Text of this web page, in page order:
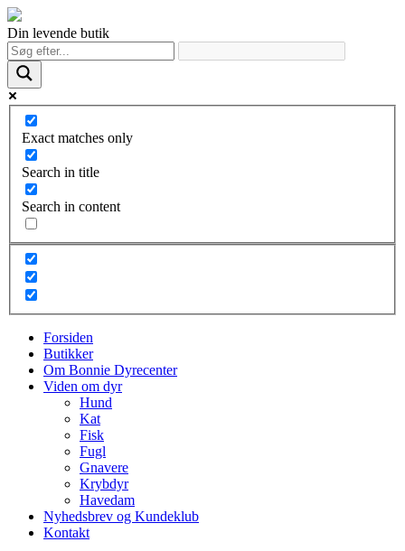
Din levende butik
Exact matches only
Search in title
Search in content
Forsiden
Butikker
Om Bonnie Dyrecenter
Viden om dyr
Hund
Kat
Fisk
Fugl
Gnavere
Krybdyr
Havedam
Nyhedsbrev og Kundeklub
Kontakt